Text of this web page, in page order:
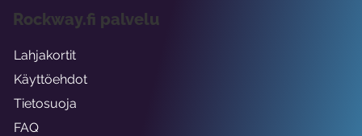
Rockway.fi palvelu
Lahjakortit
Käyttöehdot
Tietosuoja
FAQ